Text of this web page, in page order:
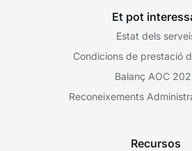
Et pot
Estat dels
Condicions de prestació
Balanç AOC
Reconeixements
Recursos